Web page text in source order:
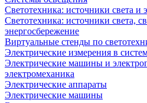
Светотехника: источники света и
Светотехника: источники света,
энергосбережение
Виртуальные стенды по
Электрические измерения в
Электрические машины и
электромеханика
Электрические аппараты
Электрические машины